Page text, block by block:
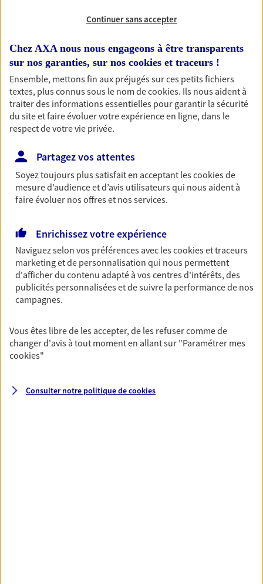
Découvrir l'offre Habitation
OBTENIR UN TARIF EN LIGNE
Garantie Accidents de la Vie
Bricoleuse, féru de jardinage, pâtissier en herbe
ou grande lectrice… personne n'est à l'abri d'un
accident du quotidien. Avec Ma Protection
Accident, protégez votre qualité de vie et vos
revenus.
Découvrir l'offre Garantie Accidents de la Vie
Multirisque Entreprise
Gagnez en simplicité et en sérénité avec votre
assurance multirisque entreprise. Un contrat
unique pour protéger vos locaux, matériels pro,
équipements et stocks… sans oublier votre
Découvrir l'offre Multirisque Entreprise
Continuer sans accepter
Chez AXA nous nous engageons à être transparents
sur nos garanties, sur nos cookies et traceurs !
Ensemble, mettons fin aux préjugés sur ces petits fichiers
textes, plus connus sous le nom decookies. Ils nous aident à
traiter des informations essentielles pour garantir la sécurité
du site et faire évoluer votre expérience en ligne, dans le
respect de votre vie privée.
Partagez vos attentes
Soyez toujours plus satisfait en acceptant lescookiesde
mesure d’audience et d’avis utilisateurs qui nous aident à
faire évoluer nos offres et nos services.
Enrichissez votre expérience
Naviguez selon vos préférences avec lescookies et traceurs
marketing et de personnalisation qui nous permettent
d'afficher du contenu adapté à vos centres d'intérêts, des
publicités personnalisées et de suivre la performance de nos
campagnes.
Vous êtes libre de les accepter, de les refuser comme de
changer d'avis à tout moment en allant sur "Paramétrer mes
cookies"
Consulter notre politique decookies